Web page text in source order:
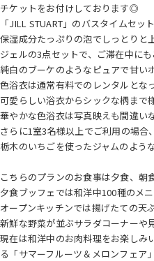
チケットをお付けしております◎
「JILL STUART」のバスタイムセ
保湿成分たっぷりの泡でしっとりと
ジェルの3点セットで、ご滞在中に
純白のブーケのようなピュアで甘
色浴衣は通常有料でのレンタルとな
可愛らしい浴衣からシックな柄ま
華やかな色浴衣は写真映えも間違
さらに1室3名様以上でご利用の場合
栃木のいちごを使ったジャムのよ
こちらのプランのお食事は夕食、
夕食ブッフェでは和洋中100種のメ
オープンキッチンでは揚げたての
新鮮な野菜が並ぶサラダコーナー
現在は和洋中のお肉料理をお楽しみ
る「サマーフルーツ＆メロンフェア